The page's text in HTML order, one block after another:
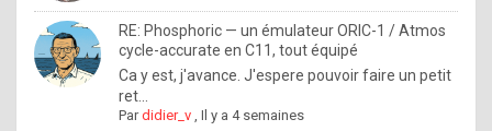
.
I
f
y
RE: Phosphoric — un émulateur ORIC-1 / Atmos
cycle-accurate en C11, tout équipé
Ca y est, j'avance. J'espere pouvoir faire un petit
ret...
Pardidier_v ,Il y a 4 semaines